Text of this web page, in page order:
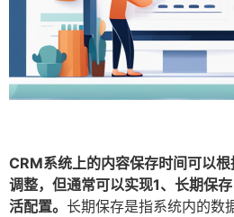
CRM系统上的内容保存时间可以
调整，但通常可以实现1、长期保
活配置。 长期保存是指系统内的数